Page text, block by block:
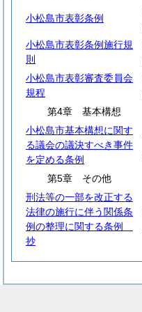
小松島市表彰条例
小松島市表彰条例施行規
則
小松島市表彰審査委員会
規程
第4章 基本構想
小松島市基本構想に関す
る議会の議決すべき事件
を定める条例
第5章 その他
刑法等の一部を改正する
法律の施行に伴う関係条
例の整理に関する条例
抄